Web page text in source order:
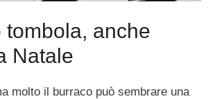
tombola, anche
Natale
molto il burraco può sembrare una